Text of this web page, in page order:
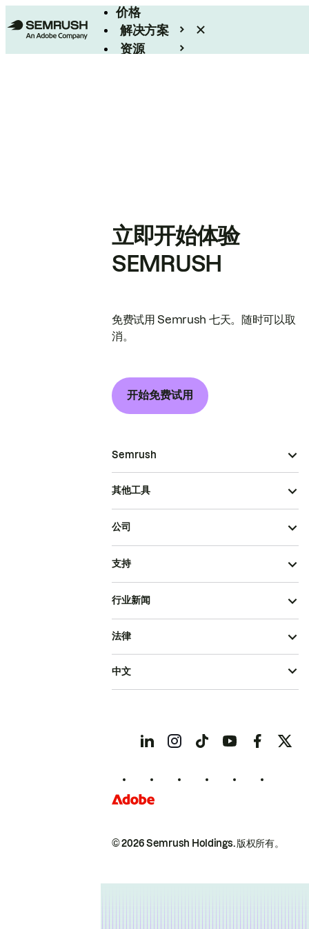
价格
解决方案
资源
立即开始体验
SEMRUSH
免费试用 Semrush 七天。随时可以取
消。
开始免费试用
Semrush
其他工具
公司
支持
行业新闻
© 2026 Semrush Holdings.版权所有。
法律
中文